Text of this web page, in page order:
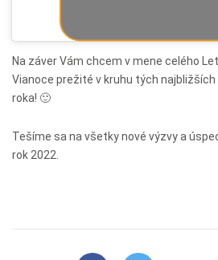
Na záver Vám chcem v mene celého
Vianoce prežité v kruhu tých najbližších
roka! 🙂
Tešíme sa na všetky nové výzvy a
rok 2022.